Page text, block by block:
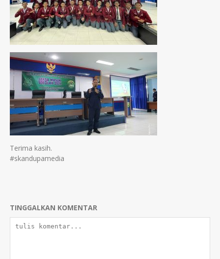
Terima kasih.
#skandupamedia
TINGGALKAN KOMENTAR